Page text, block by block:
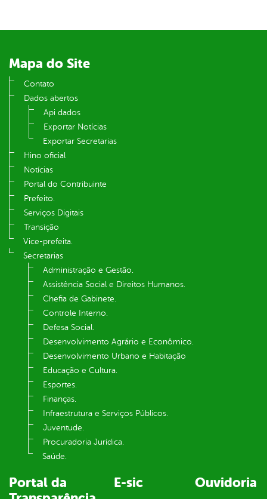
Mapa do Site
Contato
Dados abertos
Api dados
Exportar Notícias
Exportar Secretarias
Hino oficial
Notícias
Portal do Contribuinte
Prefeito.
Serviços Digitais
Transição
Vice-prefeita.
Secretarias
Administração e Gestão.
Assistência Social e Direitos Humanos.
Chefia de Gabinete.
Controle Interno.
Defesa Social.
Desenvolvimento Agrário e Econômico.
Desenvolvimento Urbano e Habitação
Educação e Cultura.
Esportes.
Finanças.
Infraestrutura e Serviços Públicos.
Juventude.
Procuradoria Jurídica.
Saúde.
Portal da
E-sic Ouvidoria